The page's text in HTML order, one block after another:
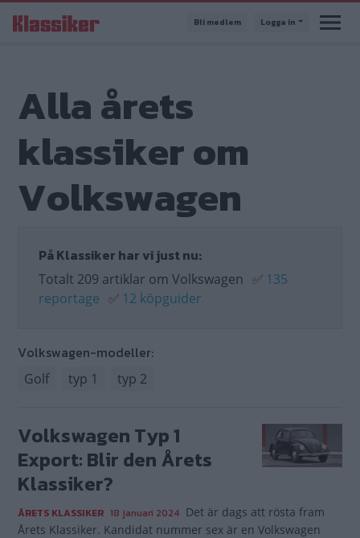
till
Bli medlem Logga in
Alla årets
klassiker om
Volkswagen
På Klassiker har vi just nu:
Totalt 209 artiklar om Volkswagen ✅ 135
reportage ✅ 12 köpguider
Volkswagen-modeller:
Golf typ 1 typ 2
Volkswagen Typ 1
Export: Blir den Årets
Klassiker?
ÅRETS KLASSIKER 18 januari 2024 Det är dags att rösta fram
Årets Klassiker. Kandidat nummer sex är en Volkswagen